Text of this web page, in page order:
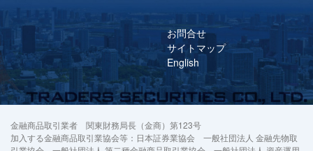
お問合せ
サイトマップ
English
金融商品取引業者 関東財務局長（金商）第123号
加入する金融商品取引業協会等：日本証券業協会 一般社団法人 金融先物取